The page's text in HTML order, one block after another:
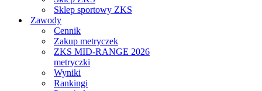
Sklep sportowy ZKS
Zawody
Cennik
Zakup metryczek
ZKS MID-RANGE 2026
metryczki
Wyniki
Rankingi